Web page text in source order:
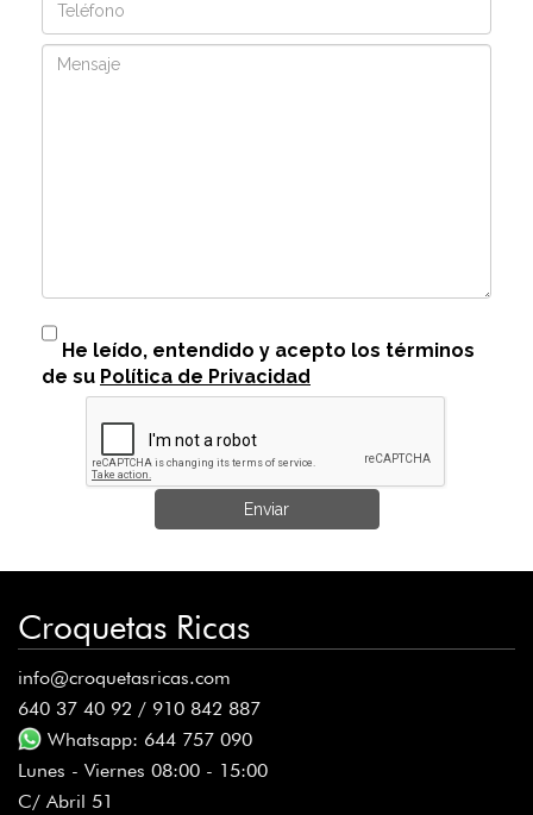
Mensaje
He leído, entendido y acepto los términos
de su Política de Privacidad
Enviar
Croquetas Ricas
info@croquetasricas.com
640 37 40 92 / 910 842 887
Whatsapp: 644 757 090
Lunes - Viernes 08:00 - 15:00
C/ Abril 51